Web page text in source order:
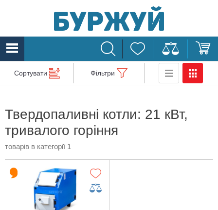
Сортувати Фільтри
Твердопаливні котли: 21 кВт,
тривалого горіння
товарів в категорії 1